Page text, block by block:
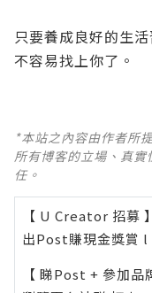
只要養成良好的生
不容易找上你了。
*本站之內容由作者所
所有博客的立場、真
任。
【 U Creator 招募 】
出Post賺現金獎賞 l
【 睇Post + 參加品